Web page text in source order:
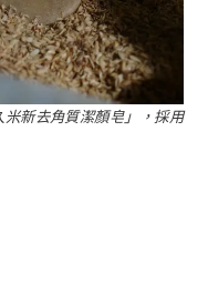
新去角質潔顏皂」，採用